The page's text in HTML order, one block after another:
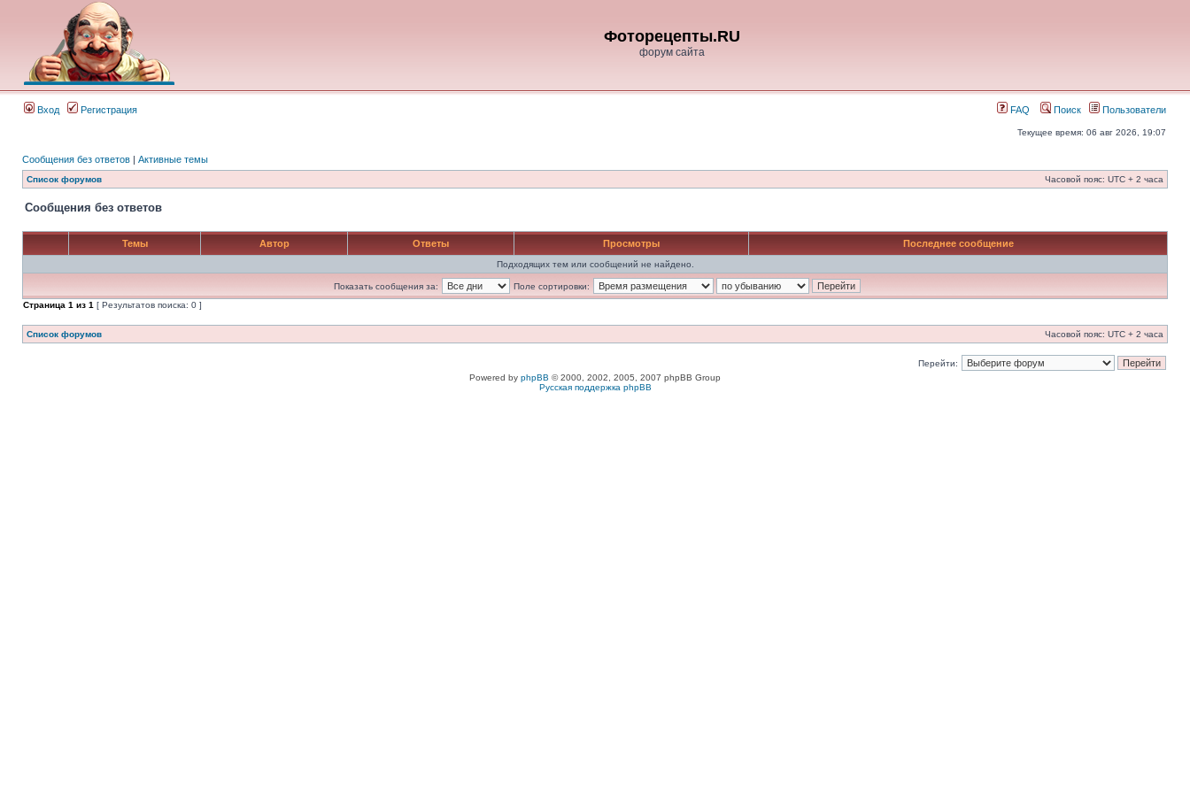
Фоторецепты.RU
форум сайта
Вход Регистрация FAQ Поиск Пользователи
Текущее время: 06 авг 2026, 19:07
Сообщения без ответов | Активные темы
Список форумов Часовой пояс: UTC + 2 часа
Сообщения без ответов
Темы Автор Ответы Просмотры Последнее сообщение
Подходящих тем или сообщений не найдено.
Показать сообщения за:
Поле сортировки:
Страница 1 из 1 [ Результатов поиска: 0 ]
Список форумов Часовой пояс: UTC + 2 часа
Перейти:
Powered by phpBB © 2000, 2002, 2005, 2007 phpBB Group
Русская поддержка phpBB